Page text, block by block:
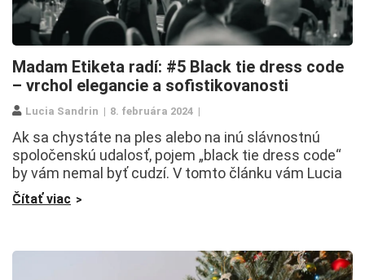
Madam Etiketa radí: #5 Black tie dress code
– vrchol elegancie a sofistikovanosti
Lucia Sandrin 8. februára 2024
Ak sa chystáte na ples alebo na inú slávnostnú
spoločenskú udalosť, pojem „black tie dress code“
by vám nemal byť cudzí. V tomto článku vám Lucia
Čítať viac